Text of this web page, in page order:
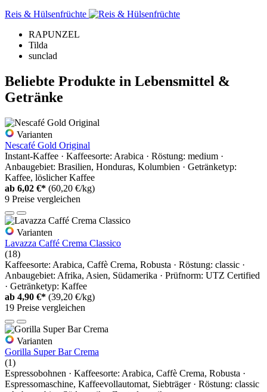
Reis & Hülsenfrüchte
RAPUNZEL
Tilda
sunclad
Beliebte Produkte in Lebensmittel &
Getränke
Varianten
Nescafé Gold Original
Instant-Kaffee · Kaffeesorte: Arabica · Röstung: medium ·
Anbaugebiet: Brasilien, Honduras, Kolumbien · Getränketyp:
Kaffee, löslicher Kaffee
ab 6,02 €* (60,20 €/kg)
9 Preise vergleichen
Varianten
Lavazza Caffé Crema Classico
(18)
Kaffeesorte: Arabica, Caffè Crema, Robusta · Röstung: classic ·
Anbaugebiet: Afrika, Asien, Südamerika · Prüfnorm: UTZ Certified
· Getränketyp: Kaffee
ab 4,90 €* (39,20 €/kg)
19 Preise vergleichen
Varianten
Gorilla Super Bar Crema
(1)
Espressobohnen · Kaffeesorte: Arabica, Caffè Crema, Robusta ·
Espressomaschine, Kaffeevollautomat, Siebträger · Röstung: classic